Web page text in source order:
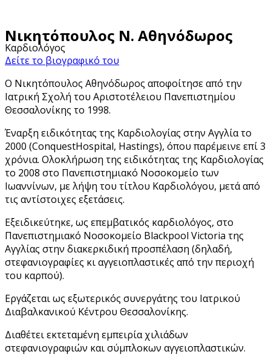
Νικητόπουλος Ν. Αθηνόδωρος
Καρδιολόγος
Δείτε το βιογραφικό του
Ο Νικητόπουλος Αθηνόδωρος αποφοίτησε από την
Ιατρική Σχολή του Αριστοτέλειου Πανεπιστημίου
Θεσσαλονίκης το 1998.
Έναρξη ειδικότητας της Καρδιολογίας στην Αγγλία το
2000 (ConquestHospital, Hastings), όπου παρέμεινε επί 3
χρόνια. Ολοκλήρωση της ειδικότητας της Καρδιολογίας
το 2008 στο Πανεπιστημιακό Νοσοκομείο των
Ιωαννίνων, με λήψη του τίτλου Καρδιολόγου, μετά από
τις αντίστοιχες εξετάσεις.
Εξειδικεύτηκε, ως επεμβατικός καρδιολόγος, στο
Πανεπιστημιακό Νοσοκομείο Blackpool Victoria της
Αγγλίας στην διακερκιδική προσπέλαση (δηλαδή,
στεφανιογραφίες κι αγγειοπλαστικές από την περιοχή
του καρπού).
Εργάζεται ως εξωτερικός συνεργάτης του Ιατρικού
Διαβαλκανικού Κέντρου Θεσσαλονίκης.
Διαθέτει εκτεταμένη εμπειρία χιλιάδων
στεφανιογραφιών και σύμπλοκων αγγειοπλαστικών.